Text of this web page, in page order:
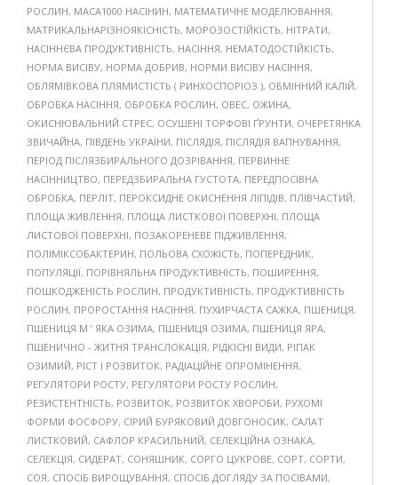
РОСЛИН, МАСА1000 НАСІНИН, МАТЕМАТИЧНЕ МОДЕЛЮВАННЯ,
МАТРИКАЛЬНАРІЗНОЯКІСНІСТЬ, МОРОЗОСТІЙКІСТЬ, НІТРАТИ,
НАСІННЄВА ПРОДУКТИВНІСТЬ, НАСІННЯ, НЕМАТОДОСТІЙКІСТЬ,
НОРМА ВИСІВУ, НОРМА ДОБРИВ, НОРМИ ВИСІВУ НАСІННЯ,
ОБЛЯМІВКОВА ПЛЯМИСТІСТЬ ( РИНХОСПОРІОЗ ), ОБМІННИЙ КАЛІЙ,
ОБРОБКА НАСІННЯ, ОБРОБКА РОСЛИН, ОВЕС, ОЖИНА,
ОКИСНЮВАЛЬНИЙ СТРЕС, ОСУШЕНІ ТОРФОВІ ҐРУНТИ, ОЧЕРЕТЯНКА
ЗВИЧАЙНА, ПІВДЕНЬ УКРАЇНИ, ПІСЛЯДІЯ, ПІСЛЯДІЯ ВАПНУВАННЯ,
ПЕРІОД ПІСЛЯЗБИРАЛЬНОГО ДОЗРІВАННЯ, ПЕРВИННЕ
НАСІННИЦТВО, ПЕРЕДЗБИРАЛЬНА ГУСТОТА, ПЕРЕДПОСІВНА
ОБРОБКА, ПЕРЛІТ, ПЕРОКСИДНЕ ОКИСНЕННЯ ЛІПІДІВ, ПЛІВЧАСТИЙ,
ПЛОЩА ЖИВЛЕННЯ, ПЛОЩА ЛИСТКОВОЇ ПОВЕРХНІ, ПЛОЩА
ЛИСТОВОЇ ПОВЕРХНІ, ПОЗАКОРЕНЕВЕ ПІДЖИВЛЕННЯ,
ПОЛІМІКСОБАКТЕРИН, ПОЛЬОВА СХОЖІСТЬ, ПОПЕРЕДНИК,
ПОПУЛЯЦІЇ, ПОРІВНЯЛЬНА ПРОДУКТИВНІСТЬ, ПОШИРЕННЯ,
ПОШКОДЖЕНІСТЬ РОСЛИН, ПРОДУКТИВНІСТЬ, ПРОДУКТИВНІСТЬ
РОСЛИН, ПРОРОСТАННЯ НАСІННЯ, ПУХИРЧАСТА САЖКА, ПШЕНИЦЯ,
ПШЕНИЦЯ М ’ ЯКА ОЗИМА, ПШЕНИЦЯ ОЗИМА, ПШЕНИЦЯ ЯРА,
ПШЕНИЧНО - ЖИТНЯ ТРАНСЛОКАЦІЯ, РІДКІСНІ ВИДИ, РІПАК
ОЗИМИЙ, РІСТ І РОЗВИТОК, РАДІАЦІЙНЕ ОПРОМІНЕННЯ,
РЕГУЛЯТОРИ РОСТУ, РЕГУЛЯТОРИ РОСТУ РОСЛИН,
РЕЗИСТЕНТНІСТЬ, РОЗВИТОК, РОЗВИТОК ХВОРОБИ, РУХОМІ
ФОРМИ ФОСФОРУ, СІРИЙ БУРЯКОВИЙ ДОВГОНОСИК, САЛАТ
ЛИСТКОВИЙ, САФЛОР КРАСИЛЬНИЙ, СЕЛЕКЦІЙНА ОЗНАКА,
СЕЛЕКЦІЯ, СИДЕРАТ, СОНЯШНИК, СОРГО ЦУКРОВЕ, СОРТ, СОРТИ,
СОЯ, СПОСІБ ВИРОЩУВАННЯ, СПОСІБ ДОГЛЯДУ ЗА ПОСІВАМИ,